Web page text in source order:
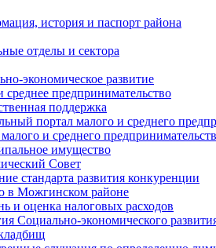
история и паспорт района
отделы и сектора
экономическое развитие
среднее предпринимательство
поддержка
портал малого и среднего
и среднего
имущество
Совет
стандарта развития конкуренции
в Можгинском районе
и оценка налоговых расходов
Социально-экономического